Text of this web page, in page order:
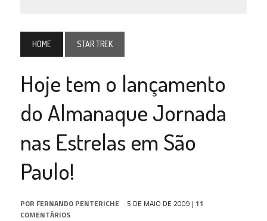
HOME STAR TREK
Hoje tem o lançamento
do Almanaque Jornada
nas Estrelas em São
Paulo!
POR FERNANDO PENTERICHE 5 DE MAIO DE 2009 | 11
COMENTÁRIOS